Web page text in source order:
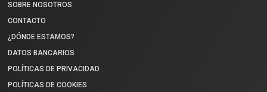
SOBRE NOSOTROS
CONTACTO
¿DÓNDE ESTAMOS?
DATOS BANCARIOS
POLÍTICAS DE PRIVACIDAD
POLÍTICAS DE COOKIES